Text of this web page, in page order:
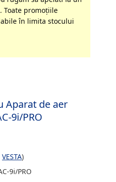
Toate promoţiile
în limita stocului
Aparat de aer
9i/PRO
VESTA)
9i/PRO